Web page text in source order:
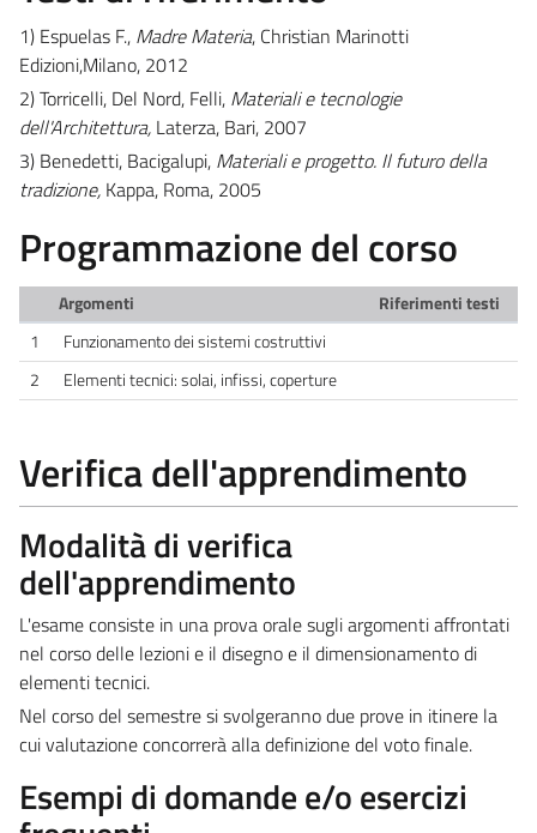
1) Espuelas F., Madre Materia, Christian Marinotti
Edizioni,Milano, 2012
2) Torricelli, Del Nord, Felli, Materiali e tecnologie
dell'Architettura, Laterza, Bari, 2007
3) Benedetti, Bacigalupi, Materiali e progetto. Il futuro della
tradizione, Kappa, Roma, 2005
Programmazione del corso
Argomenti
Riferimenti testi
1
Funzionamento dei sistemi costruttivi
2
Elementi tecnici: solai, infissi, coperture
Verifica dell'apprendimento
Modalità di verifica
dell'apprendimento
L'esame consiste in una prova orale sugli argomenti affrontati
nel corso delle lezioni e il disegno e il dimensionamento di
elementi tecnici.
Nel corso del semestre si svolgeranno due prove in itinere la
cui valutazione concorrerà alla definizione del voto finale.
Esempi di domande e/o esercizi